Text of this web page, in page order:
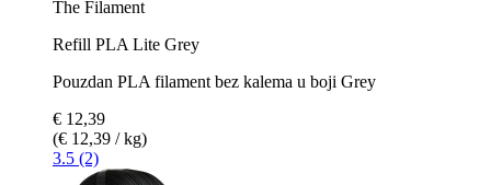
The Filament
Refill PLA Lite Grey
Pouzdan PLA filament bez kalema u boji Grey
€ 12,39
(€ 12,39 / kg)
3.5 (2)